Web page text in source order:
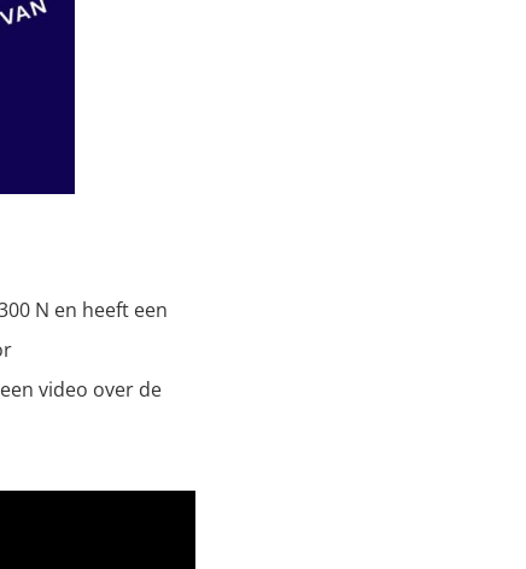
N en heeft een
video over de